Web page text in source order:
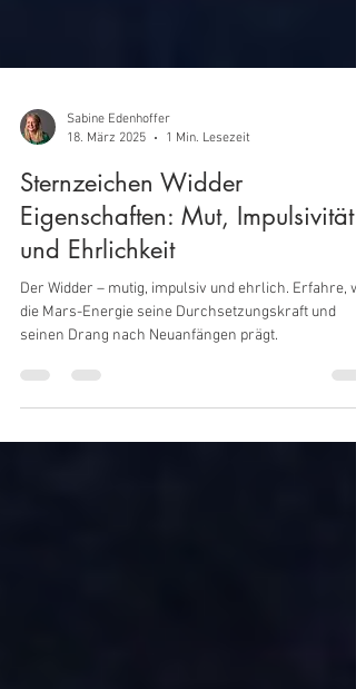
Sabine Edenhoffer
18. März 2025
1 Min. Lesezeit
Sternzeichen Widder
Eigenschaften: Mut, Impulsivität
und Ehrlichkeit
die Mars-Energie seine Durchsetzungskraft und